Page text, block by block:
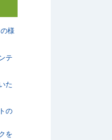
様
テ
た
の
を